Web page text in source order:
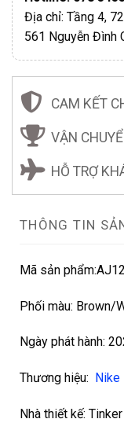
Địa chỉ: Tầng 4,
561 Nguyễn Đình
CAM KẾT
VẬN
HỖ TRỢ
THÔNG TIN
Mã sản phẩm:
Phối màu: Brown/
Ngày phát hành:
Thương hiệu: Nike
Nhà thiết kế: